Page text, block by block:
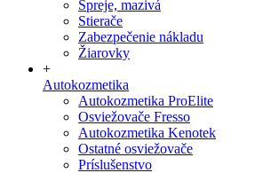
Spreje, mazivá
Stierače
Zabezpečenie nákladu
Žiarovky
+
Autokozmetika
Autokozmetika ProElite
Osviežovače Fresso
Autokozmetika Kenotek
Ostatné osviežovače
Príslušenstvo